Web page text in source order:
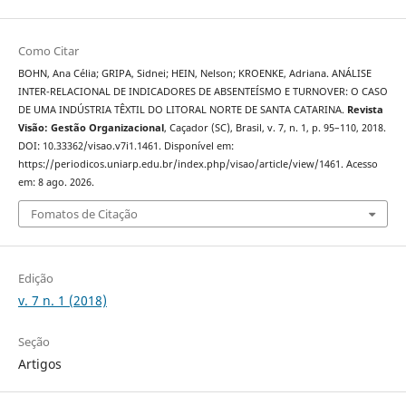
Como Citar
BOHN, Ana Célia; GRIPA, Sidnei; HEIN, Nelson; KROENKE, Adriana. ANÁLISE
INTER-RELACIONAL DE INDICADORES DE ABSENTEÍSMO E TURNOVER: O CASO
DE UMA INDÚSTRIA TÊXTIL DO LITORAL NORTE DE SANTA CATARINA. Revista
Visão: Gestão Organizacional, Caçador (SC), Brasil, v. 7, n. 1, p. 95–110, 2018.
DOI: 10.33362/visao.v7i1.1461. Disponível em:
https://periodicos.uniarp.edu.br/index.php/visao/article/view/1461. Acesso
em: 8 ago. 2026.
Fomatos de Citação
Edição
v. 7 n. 1 (2018)
Seção
Artigos